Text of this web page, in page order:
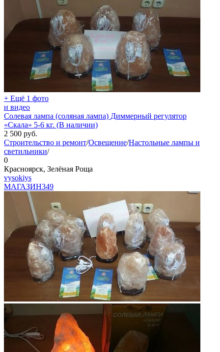
+ Ещё 1 фото
и видео
Солевая лампа (соляная лампа) Диммерный регулятор
«Скала» 5-6 кг. (В наличии)
2 500 руб.
Строительство и ремонт/Освещение/Настольные лампы и
светильники/
0
Красноярск, Зелёная Роща
vysokiys
МАГАЗИН349